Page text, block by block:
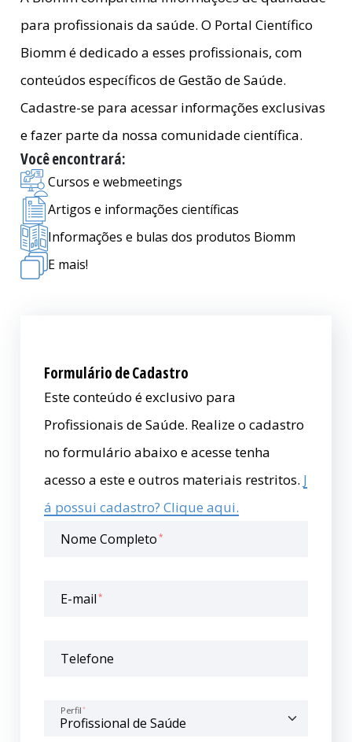
para profissionais da saúde. O Portal Científico
Biomm é dedicado a esses profissionais, com
conteúdos específicos de Gestão de Saúde.
Cadastre-se para acessar informações exclusivas
e fazer parte da nossa comunidade científica.
Você encontrará:
Cursos e webmeetings
Artigos e informações científicas
Informações e bulas dos produtos Biomm
E mais!
Formulário de Cadastro
Este conteúdo é exclusivo para
Profissionais de Saúde. Realize o cadastro
no formulário abaixo e acesse tenha
acesso a este e outros materiais restritos. J
á possui cadastro? Clique aqui.
Nome Completo*
E-mail*
Telefone
Perfil*